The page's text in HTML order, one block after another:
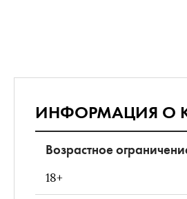
ИНФОРМАЦИЯ О
Возрастное
18+